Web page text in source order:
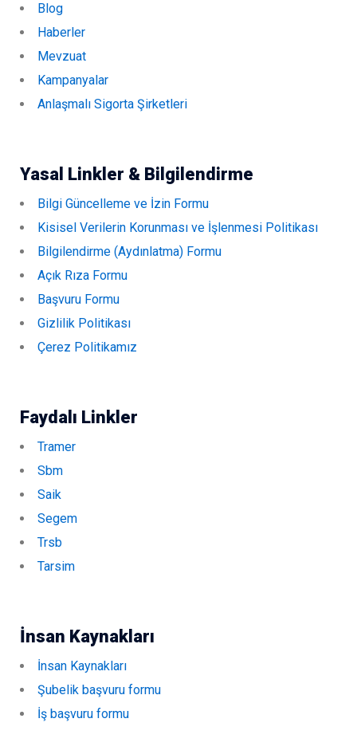
Blog
Haberler
Mevzuat
Kampanyalar
Anlaşmalı Sigorta Şirketleri
Yasal Linkler & Bilgilendirme
Bilgi Güncelleme ve İzin Formu
Kisisel Verilerin Korunması ve İşlenmesi Politikası
Bilgilendirme (Aydınlatma) Formu
Açık Rıza Formu
Başvuru Formu
Gizlilik Politikası
Çerez Politikamız
Faydalı Linkler
Tramer
Sbm
Saik
Segem
Trsb
Tarsim
İnsan Kaynakları
İnsan Kaynakları
Şubelik başvuru formu
İş başvuru formu